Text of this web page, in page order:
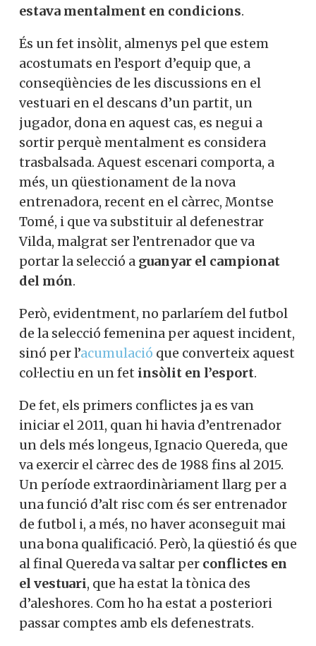
estava mentalment en condicions.
És un fet insòlit, almenys pel que estem
acostumats en l’esport d’equip que, a
conseqüències de les discussions en el
vestuari en el descans d’un partit, un
jugador, dona en aquest cas, es negui a
sortir perquè mentalment es considera
trasbalsada. Aquest escenari comporta, a
més, un qüestionament de la nova
entrenadora, recent en el càrrec, Montse
Tomé, i que va substituir al defenestrar
Vilda, malgrat ser l’entrenador que va
portar la selecció a guanyar el campionat
del món.
Però, evidentment, no parlaríem del futbol
de la selecció femenina per aquest incident,
sinó per l’acumulació que converteix aquest
col·lectiu en un fet insòlit en l’esport.
De fet, els primers conflictes ja es van
iniciar el 2011, quan hi havia d’entrenador
un dels més longeus, Ignacio Quereda, que
va exercir el càrrec des de 1988 fins al 2015.
Un període extraordinàriament llarg per a
una funció d’alt risc com és ser entrenador
de futbol i, a més, no haver aconseguit mai
una bona qualificació. Però, la qüestió és que
al final Quereda va saltar per conflictes en
el vestuari, que ha estat la tònica des
d’aleshores. Com ho ha estat a posteriori
passar comptes amb els defenestrats.